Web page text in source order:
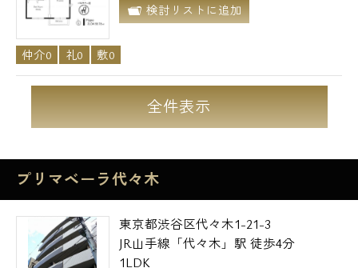
検討リストに追加
仲介0 礼0 敷0
全件表示
プリマベーラ代々木
東京都渋谷区代々木1-21-3
JR山手線「代々木」駅 徒歩4分
1LDK